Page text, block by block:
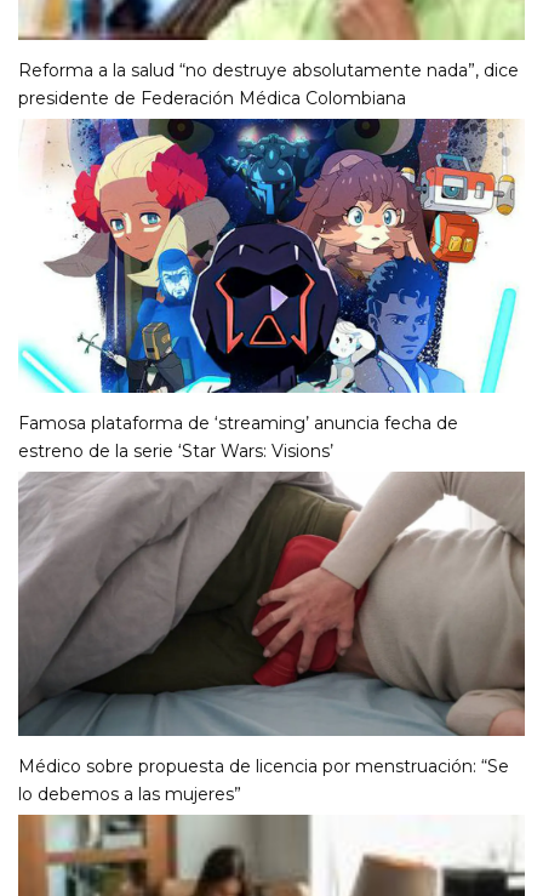
Reforma a la salud “no destruye absolutamente nada”, dice
presidente de Federación Médica Colombiana
Famosa plataforma de ‘streaming’ anuncia fecha de
estreno de la serie ‘Star Wars: Visions’
Médico sobre propuesta de licencia por menstruación: “Se
lo debemos a las mujeres”